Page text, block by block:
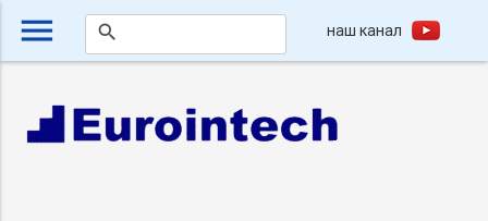
menu search наш канал